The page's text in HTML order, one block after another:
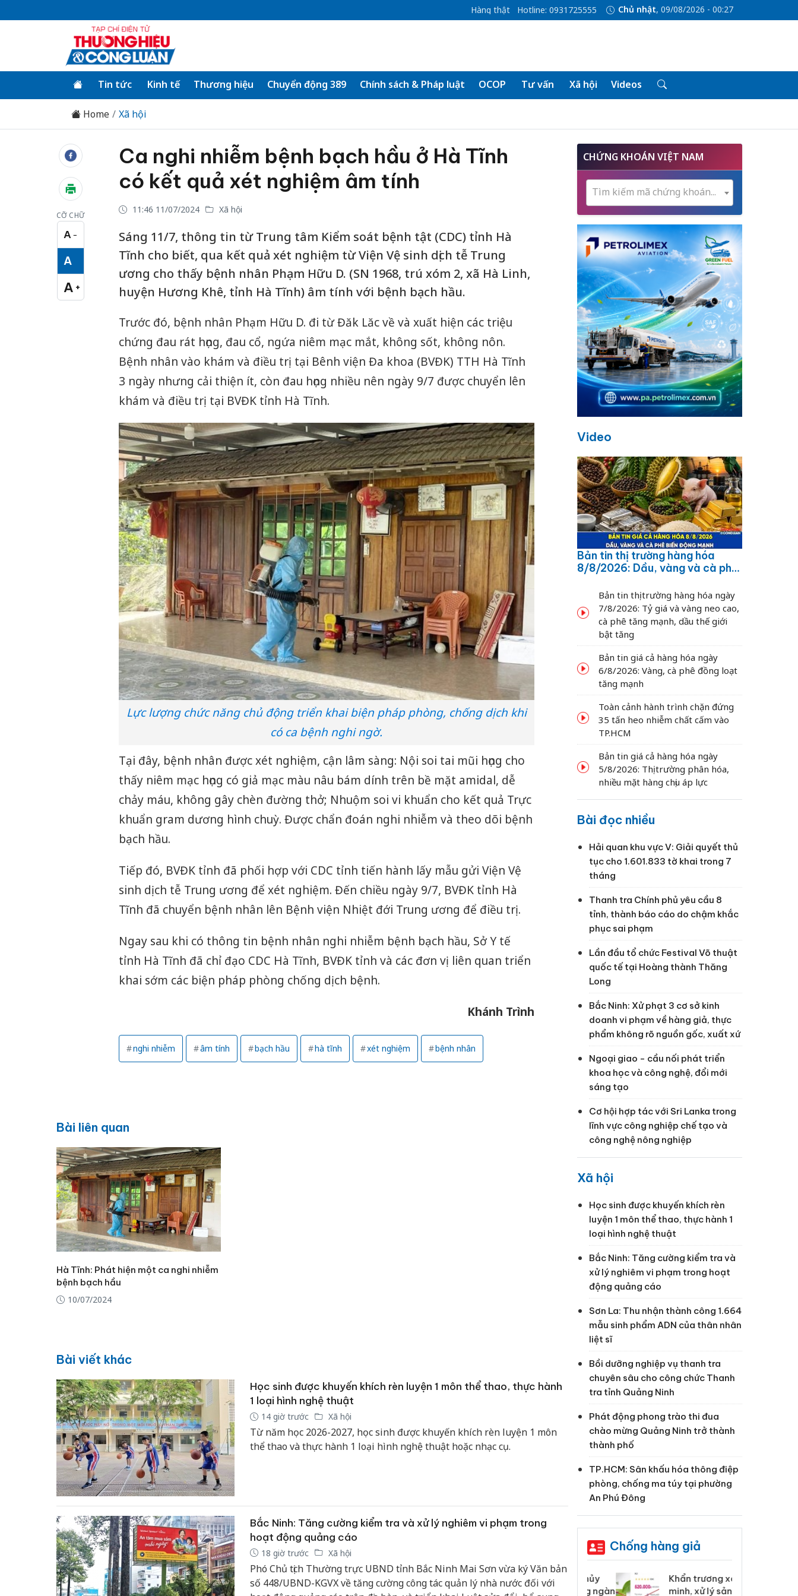
Hàng thật Hotline: 0931725555 Chủ nhật, 09/08/2026 - 00:27
Tin tức Kinh tế Thương hiệu Chuyển động 389 Chính sách & Pháp luật OCOP Tư vấn Xã hội Videos
Home Xã hội
CỠ CHỮ
A −
Cỡ chữ nhỏ
A
Cỡ chữ vừa
A +
Cỡ chữ lớn
Ca nghi nhiễm bệnh bạch hầu ở Hà Tĩnh
có kết quả xét nghiệm âm tính
11:46 11/07/2024 Xã hội
Sáng 11/7, thông tin từ Trung tâm Kiểm soát bệnh tật (CDC) tỉnh Hà
Tĩnh cho biết, qua kết quả xét nghiệm từ Viện Vệ sinh dịch tễ Trung
ương cho thấy bệnh nhân Phạm Hữu D. (SN 1968, trú xóm 2, xã Hà Linh,
huyện Hương Khê, tỉnh Hà Tĩnh) âm tính với bệnh bạch hầu.
Trước đó, bệnh nhân Phạm Hữu D. đi từ Đăk Lăc về và xuất hiện các triệu
chứng đau rát họng, đau cổ, ngứa niêm mạc mắt, không sốt, không nôn.
Bệnh nhân vào khám và điều trị tại Bênh viện Đa khoa (BVĐK) TTH Hà Tĩnh
3 ngày nhưng cải thiện ít, còn đau họng nhiều nên ngày 9/7 được chuyển lên
khám và điều trị tại BVĐK tỉnh Hà Tĩnh.
Lực lượng chức năng chủ động triển khai biện pháp phòng, chống dịch khi
có ca bệnh nghi ngờ.
Tại đây, bệnh nhân được xét nghiệm, cận lâm sàng: Nội soi tai mũi họng cho
thấy niêm mạc họng có giả mạc màu nâu bám dính trên bề mặt amidal, dễ
chảy máu, không gây chèn đường thở; Nhuộm soi vi khuẩn cho kết quả Trực
khuẩn gram dương hình chuỳ. Được chẩn đoán nghi nhiễm và theo dõi bệnh
bạch hầu.
Tiếp đó, BVĐK tỉnh đã phối hợp với CDC tỉnh tiến hành lấy mẫu gửi Viện Vệ
sinh dịch tễ Trung ương để xét nghiệm. Đến chiều ngày 9/7, BVĐK tỉnh Hà
Tĩnh đã chuyển bệnh nhân lên Bệnh viện Nhiệt đới Trung ương để điều trị.
Ngay sau khi có thông tin bệnh nhân nghi nhiễm bệnh bạch hầu, Sở Y tế
tỉnh Hà Tĩnh đã chỉ đạo CDC Hà Tĩnh, BVĐK tỉnh và các đơn vị liên quan triển
khai sớm các biện pháp phòng chống dịch bệnh.
Khánh Trình
nghi nhiễm âm tính bạch hầu hà tĩnh xét nghiệm bệnh nhân
Bài liên quan
Hà Tĩnh: Phát hiện một ca nghi nhiễm
bệnh bạch hầu
10/07/2024
Bài viết khác
Học sinh được khuyến khích rèn luyện 1 môn thể thao, thực hành
1 loại hình nghệ thuật
14 giờ trước Xã hội
Từ năm học 2026-2027, học sinh được khuyến khích rèn luyện 1 môn
thể thao và thực hành 1 loại hình nghệ thuật hoặc nhạc cụ.
Bắc Ninh: Tăng cường kiểm tra và xử lý nghiêm vi phạm trong
hoạt động quảng cáo
18 giờ trước Xã hội
Phó Chủ tịch Thường trực UBND tỉnh Bắc Ninh Mai Sơn vừa ký Văn bản
số 448/UBND-KGVX về tăng cường công tác quản lý nhà nước đối với
CHỨNG KHOÁN VIỆT NAM
Tìm kiếm mã chứng khoán...
Video
Bản tin thị trường hàng hóa
8/8/2026: Dầu, vàng và cà phê
Bản tin thị trường hàng hóa ngày
7/8/2026: Tỷ giá và vàng neo cao,
cà phê tăng mạnh, dầu thế giới
bật tăng
Bản tin giá cả hàng hóa ngày
6/8/2026: Vàng, cà phê đồng loạt
tăng mạnh
Toàn cảnh hành trình chặn đứng
35 tấn heo nhiễm chất cấm vào
TP.HCM
Bản tin giá cả hàng hóa ngày
5/8/2026: Thị trường phân hóa,
nhiều mặt hàng chịu áp lực
Bài đọc nhiều
Hải quan khu vực V: Giải quyết thủ
tục cho 1.601.833 tờ khai trong 7
tháng
Thanh tra Chính phủ yêu cầu 8
tỉnh, thành báo cáo do chậm khắc
phục sai phạm
Lần đầu tổ chức Festival Võ thuật
quốc tế tại Hoàng thành Thăng
Long
Bắc Ninh: Xử phạt 3 cơ sở kinh
doanh vi phạm về hàng giả, thực
phẩm không rõ nguồn gốc, xuất xứ
Ngoại giao - cầu nối phát triển
khoa học và công nghệ, đổi mới
sáng tạo
Cơ hội hợp tác với Sri Lanka trong
lĩnh vực công nghiệp chế tạo và
công nghệ nông nghiệp
Xã hội
Học sinh được khuyến khích rèn
luyện 1 môn thể thao, thực hành 1
loại hình nghệ thuật
Bắc Ninh: Tăng cường kiểm tra và
xử lý nghiêm vi phạm trong hoạt
động quảng cáo
Sơn La: Thu nhận thành công 1.664
mẫu sinh phẩm ADN của thân nhân
liệt sĩ
Bồi dưỡng nghiệp vụ thanh tra
chuyên sâu cho công chức Thanh
tra tỉnh Quảng Ninh
Phát động phong trào thi đua
chào mừng Quảng Ninh trở thành
thành phố
TP.HCM: Sân khấu hóa thông điệp
phòng, chống ma túy tại phường
An Phú Đông
Chống hàng giả
Cà Mau: Tiêu hủy
công khai hàng ngàn
Khẩn trương xác
minh, xử lý sản phẩm